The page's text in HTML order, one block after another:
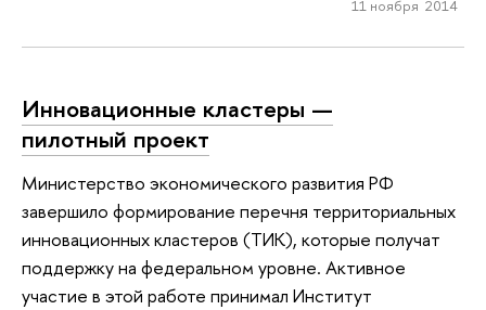
11 ноября 2014
Инновационные кластеры —
пилотный проект
Министерство экономического развития РФ
завершило формирование перечня территориальных
инновационных кластеров (ТИК), которые получат
поддержку на федеральном уровне. Активное
участие в этой работе принимал Институт